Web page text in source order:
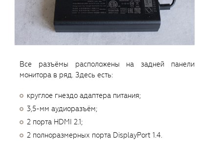
Все разъёмы расположены на задней панели
монитора в ряд. Здесь есть:
круглое гнездо адаптера питания;
3,5-мм аудиоразъём;
2 порта HDMI 2.1;
2 полноразмерных порта DisplayPort 1.4.